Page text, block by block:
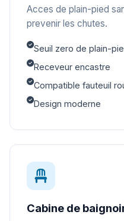
Acces de plain-pied
prevenir les chutes.
Seuil zero de plain-
Receveur encastre
Compatible fauteuil
Design moderne
Cabine de